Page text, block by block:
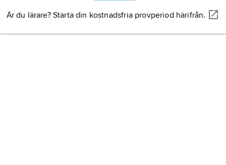
Är du lärare? Starta din kostnadsfria provperiod härifrån.